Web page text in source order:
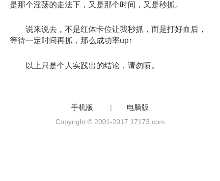
是那个淫荡的走法下，又是那个时间，又是秒抓。
说来说去，不是红体卡位让我秒抓，而是打好血后，
等待一定时间再抓，那么成功率up↑
以上只是个人实践出的结论，请勿喷。
手机版 | 电脑版
Copyright © 2001-2017 17173.com